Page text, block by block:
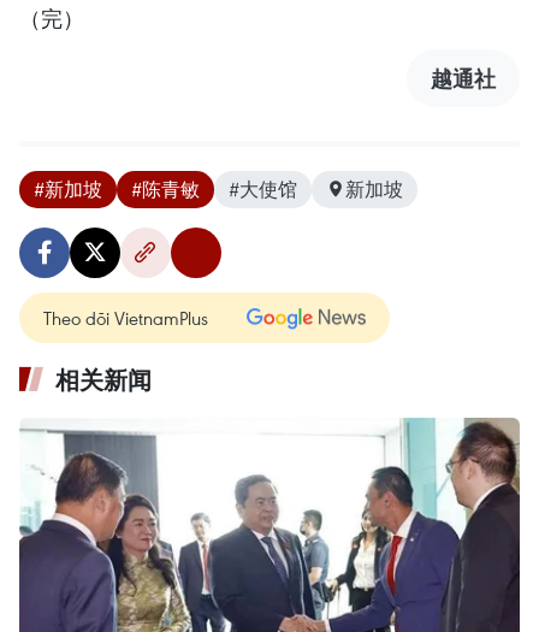
（完）
越通社
#新加坡 #陈青敏 #大使馆 新加坡
Theo dõi VietnamPlus
相关新闻